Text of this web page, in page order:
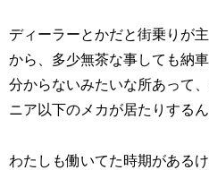
ディーラーとかだと街乗りが
から、多少無茶な事しても納
分からないみたいな所あって
ニア以下のメカが居たりするん
わたしも働いてた時期がある